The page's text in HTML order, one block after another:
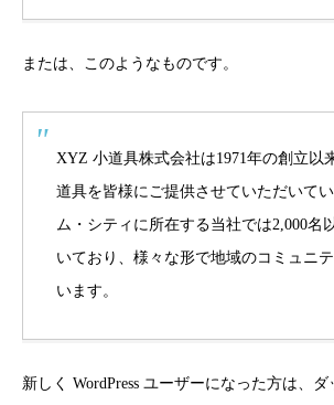
または、このようなものです。
XYZ 小道具株式会社は1971年の創立以
道具を皆様にご提供させていただいて
ム・シティに所在する当社では2,000名
いており、様々な形で地域のコミュニ
います。
新しく WordPress ユーザーになった方は、 ダ